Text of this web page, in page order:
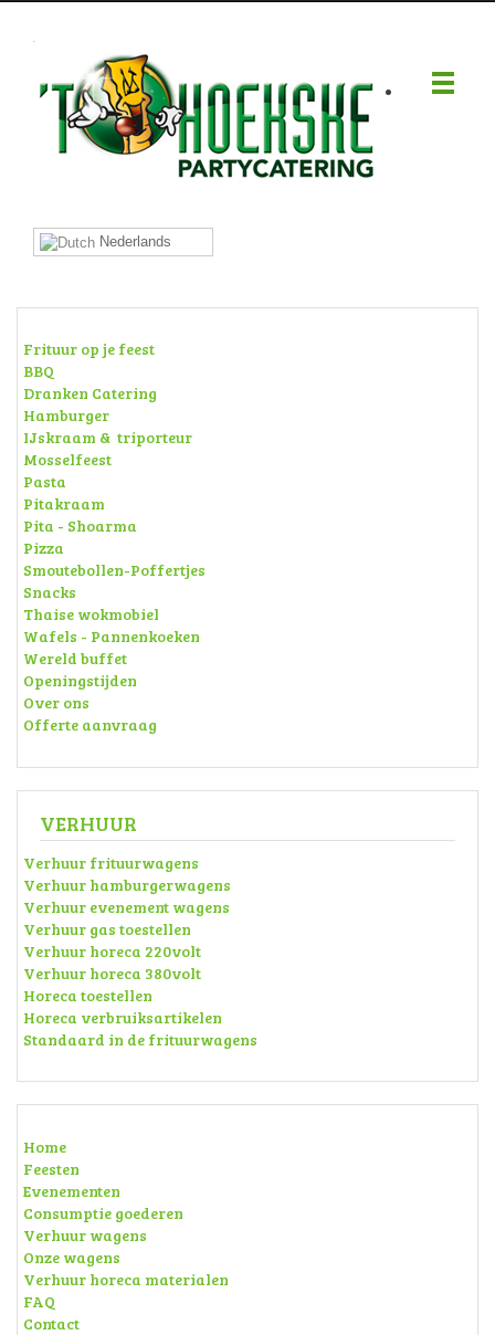
.
Nederlands
Frituur op je feest
BBQ
Dranken Catering
Hamburger
IJskraam & triporteur
Mosselfeest
Pasta
Pitakraam
Pita - Shoarma
Pizza
Smoutebollen-Poffertjes
Snacks
Thaise wokmobiel
Wafels - Pannenkoeken
Wereld buffet
Openingstijden
Over ons
Offerte aanvraag
VERHUUR
Verhuur frituurwagens
Verhuur hamburgerwagens
Verhuur evenement wagens
Verhuur gas toestellen
Verhuur horeca 220volt
Verhuur horeca 380volt
Horeca toestellen
Horeca verbruiksartikelen
Standaard in de frituurwagens
Home
Feesten
Evenementen
Consumptie goederen
Verhuur wagens
Onze wagens
Verhuur horeca materialen
FAQ
Contact